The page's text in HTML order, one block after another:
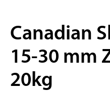
Canadian
15-30 mm
20kg